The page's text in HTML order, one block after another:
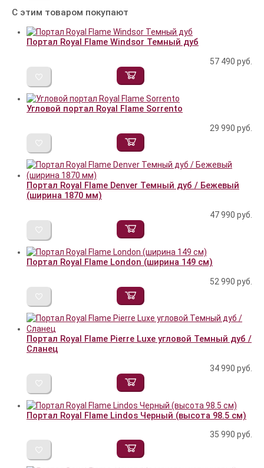
С этим товаром покупают
Портал Royal Flame Windsor Темный дуб
57 490 руб.
Угловой портал Royal Flame Sorrento
29 990 руб.
Портал Royal Flame Denver Темный дуб / Бежевый
(ширина 1870 мм)
47 990 руб.
Портал Royal Flame London (ширина 149 см)
52 990 руб.
Портал Royal Flame Pierre Luxe угловой Темный дуб /
Сланец
34 990 руб.
Портал Royal Flame Lindos Черный (высота 98.5 см)
35 990 руб.